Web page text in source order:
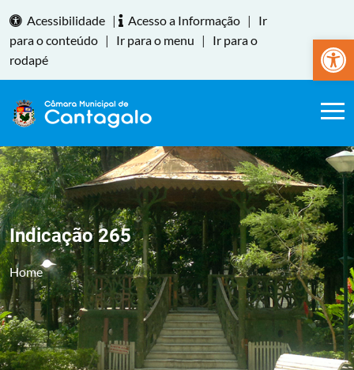
Abrir
Acessibilidade | Acesso a Informação |
Ir
para o conteúdo | Ir para o menu |
Ir para o
rodapé
Indicação 265
Home